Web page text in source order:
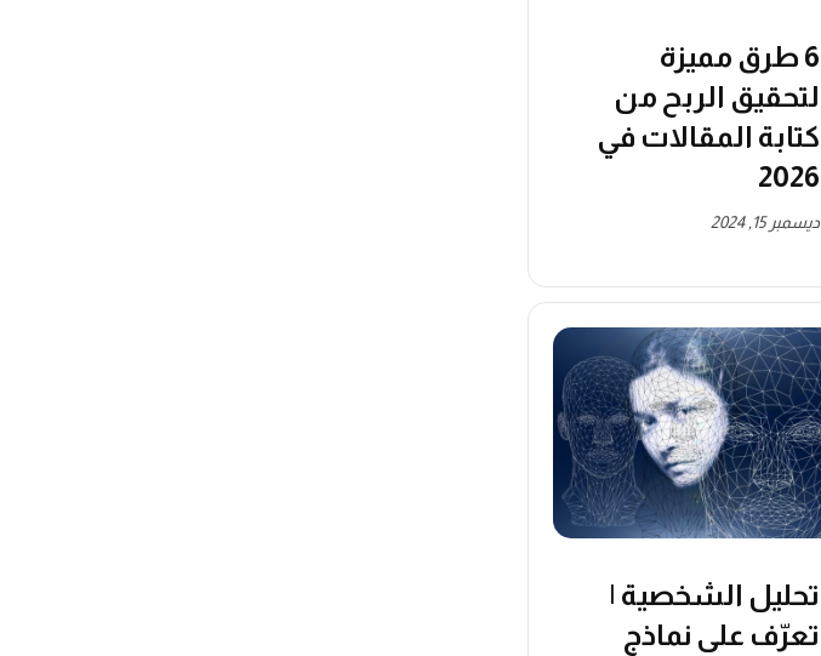
6 طرق مميزة
لتحقيق الربح من
كتابة المقالات في
2026
ديسمبر 15, 2024
تحليل الشخصية |
تعرّف على نماذج